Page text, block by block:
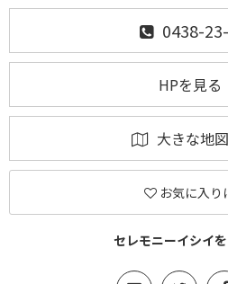
0438-
HPを見る
大きな地
お気に入り
セレモニーイシイ